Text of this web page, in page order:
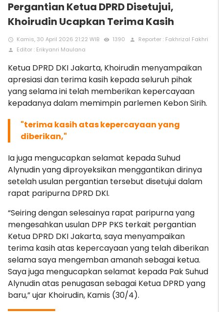
Pergantian Ketua DPRD Disetujui,
Khoirudin Ucapkan Terima Kasih
access_time Kamis, 30 April 2026 21:22 WIB remove_red_eye 1390 person Reporter : Fakhrizal Fakhri
person Editor : Erikyanri Maulana
Ketua DPRD DKI Jakarta, Khoirudin menyampaikan
apresiasi dan terima kasih kepada seluruh pihak
yang selama ini telah memberikan kepercayaan
kepadanya dalam memimpin parlemen Kebon Sirih.
"terima kasih atas kepercayaan yang
diberikan,"
Ia juga mengucapkan selamat kepada Suhud
Alynudin yang diproyeksikan menggantikan dirinya
setelah usulan pergantian tersebut disetujui dalam
rapat paripurna DPRD DKI.
“Seiring dengan selesainya rapat paripurna yang
mengesahkan usulan DPP PKS terkait pergantian
Ketua DPRD DKI Jakarta, saya menyampaikan
terima kasih atas kepercayaan yang telah diberikan
selama saya mengemban amanah sebagai ketua.
Saya juga mengucapkan selamat kepada Pak Suhud
Alynudin atas penugasan sebagai Ketua DPRD yang
baru,” ujar Khoirudin, Kamis (30/4).